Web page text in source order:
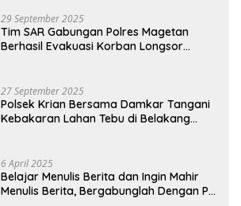
29 September 2025
Tim SAR Gabungan Polres Magetan
Berhasil Evakuasi Korban Longsor
27 September 2025
Polsek Krian Bersama Damkar Tangani
Kebakaran Lahan Tebu di Belakang
6 April 2025
Belajar Menulis Berita dan Ingin Mahir
Menulis Berita, Bergabunglah Dengan PT